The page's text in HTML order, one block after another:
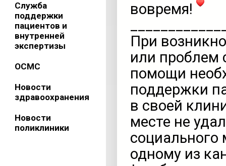
Служба
поддержки
пациентов и
внутренней
экспертизы
ОСМС
Новости
здравоохранения
Новости
поликлиники
вовремя!
При
или проблем
помощи
поддержки
в своей
месте не
социального
одному из